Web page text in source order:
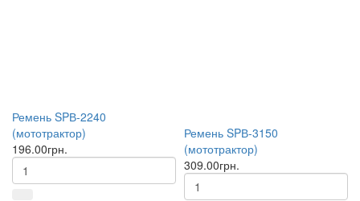
Ремень SPВ-2240
(мототрактор)
196.00грн.
Ремень SPВ-3150
(мототрактор)
309.00грн.